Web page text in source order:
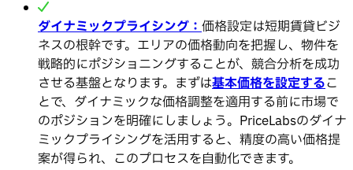
ダイナミックプライシング：価格設定は短期賃貸ビジ
ネスの根幹です。エリアの価格動向を把握し、物件を
戦略的にポジショニングすることが、競合分析を成功
させる基盤となります。まずは基本価格を設定するこ
とで、ダイナミックな価格調整を適用する前に市場で
のポジションを明確にしましょう。PriceLabsのダイナ
ミックプライシングを活用すると、精度の高い価格提
案が得られ、このプロセスを自動化できます。